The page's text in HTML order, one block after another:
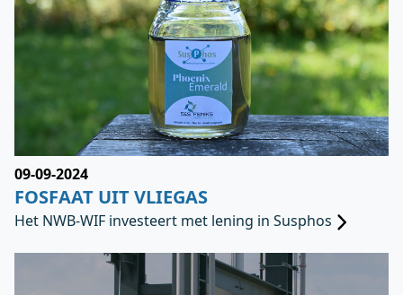
09-09-2024
FOSFAAT UIT VLIEGAS
Het NWB-WIF investeert met lening in Susphos